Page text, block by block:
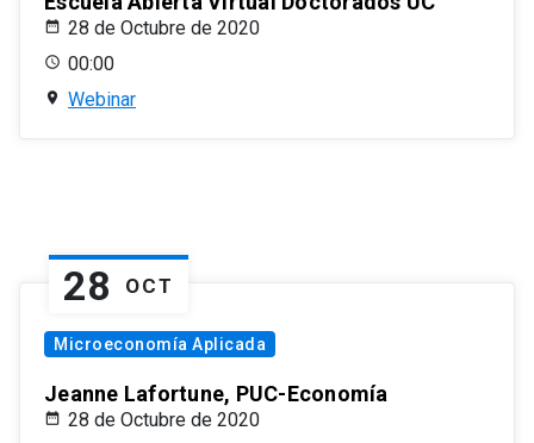
28 de Octubre de 2020
00:00
Webinar
28 OCT
Microeconomía Aplicada
Jeanne Lafortune, PUC-Economía
28 de Octubre de 2020